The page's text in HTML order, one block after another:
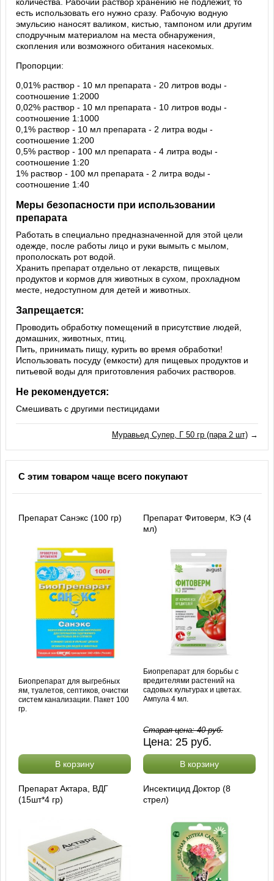
есть использовать его нужно сразу. Рабочую водную
эмульсию наносят валиком, кистью, тампоном или другим
сподручным материалом на места обнаружения,
скопления или возможного обитания насекомых.
Пропорции:
0,01% раствор - 10 мл препарата - 20 литров воды -
соотношение 1:2000
0,02% раствор - 10 мл препарата - 10 литров воды -
соотношение 1:1000
0,1% раствор - 10 мл препарата - 2 литра воды -
соотношение 1:200
0,5% раствор - 100 мл препарата - 4 литра воды -
соотношение 1:20
1% раствор - 100 мл препарата - 2 литра воды -
соотношение 1:40
Меры безопасности при использовании
препарата
Работать в специально предназначенной для этой цели
одежде, после работы лицо и руки вымыть с мылом,
прополоскать рот водой.
Хранить препарат отдельно от лекарств, пищевых
продуктов и кормов для животных в сухом, прохладном
месте, недоступном для детей и животных.
Запрещается:
Проводить обработку помещений в присутствие людей,
домашних, животных, птиц.
Пить, принимать пищу, курить во время обработки!
Использовать посуду (емкости) для пищевых продуктов и
питьевой воды для приготовления рабочих растворов.
Не рекомендуется:
Смешивать с другими пестицидами
Муравьед Супер, Г 50 гр (пара 2 шт)→
С этим товаром чаще всего покупают
Препарат Санэкс (100 гр)
Биопрепарат для выгребных
ям, туалетов, септиков, очистки
систем канализации. Пакет 100
гр.
В корзину
Препарат Фитоверм, КЭ (4
мл)
Биопрепарат для борьбы с
вредителями растений на
садовых культурах и цветах.
Ампула 4 мл.
Старая цена:40руб.
Цена: 25 руб.
В корзину
Препарат Актара, ВДГ
(15шт*4 гр)
Инсектицид Доктор (8
стрел)